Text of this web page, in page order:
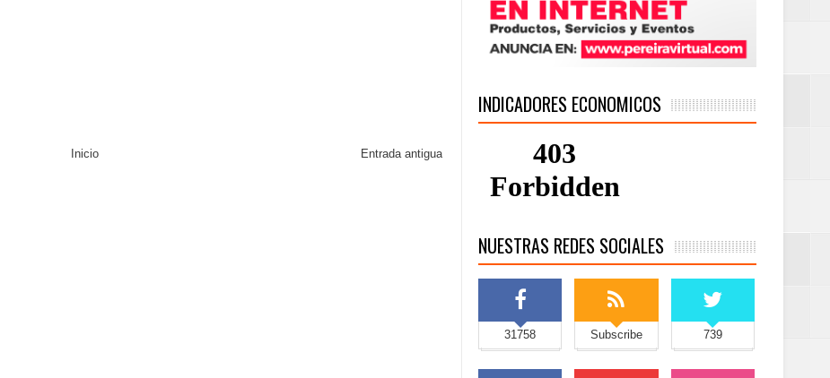
Entrada antigua
Inicio
INDICADORES ECONOMICOS
NUESTRAS REDES SOCIALES
31758 Subscribe 739